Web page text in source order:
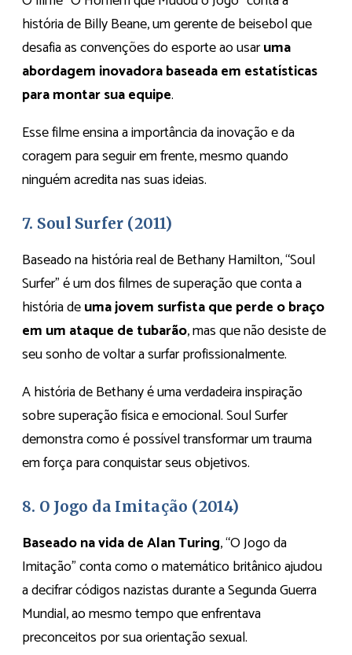
história de Billy Beane, um gerente de beisebol que
desafia as convenções do esporte ao usaruma
abordagem inovadora baseada em estatísticas
para montar sua equipe.
Esse filme ensina a importância da inovação e da
coragem para seguir em frente, mesmo quando
ninguém acredita nas suas ideias.
7. Soul Surfer (2011)
Baseado na história real de Bethany Hamilton, “Soul
Surfer” é um dos filmes de superação que conta a
história deuma jovem surfista que perde o braço
em um ataque de tubarão, mas que não desiste de
seu sonho de voltar a surfar profissionalmente.
A história de Bethany é uma verdadeira inspiração
sobre superação física e emocional. Soul Surfer
demonstra como é possível transformar um trauma
em força para conquistar seus objetivos.
8. O Jogo da Imitação (2014)
Baseado na vida de Alan Turing, “O Jogo da
Imitação” conta como o matemático britânico ajudou
a decifrar códigos nazistas durante a Segunda Guerra
Mundial, ao mesmo tempo que enfrentava
preconceitos por sua orientação sexual.